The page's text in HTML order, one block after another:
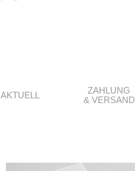
AKTUELL
ZAHLUNG
& VERSAND